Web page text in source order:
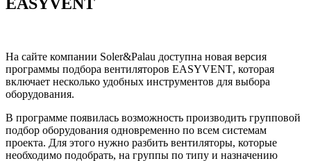
На сайте компании Soler&Palau доступна новая версия
программы подбора вентиляторов EASYVENT, которая
включает несколько удобных инструментов для выбора
оборудования.
В программе появилась возможность производить групповой
подбор оборудования одновременно по всем системам
проекта. Для этого нужно разбить вентиляторы, которые
необходимо подобрать, на группы по типу и назначению